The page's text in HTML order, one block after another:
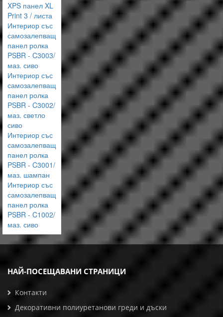
XPS панел XL
Print 3 / листа
Интериор със
самозалепващ
панел ролка
PSBR - C3003/
маз. сиво
Интериор със
самозалепващ
панел ролка
PSBR - C3002/
маз. светло
сиво
Интериор със
самозалепващ
панел ролка
PSBR - C3001/
маз. шампан
Интериор със
самозалепващ
панел ролка
PSBR - C1002/
маз. сиво
НАЙ-ПОСЕЩАВАНИ СТРАНИЦИ
Контакти
Декоративни полиуретанови греди и дъски